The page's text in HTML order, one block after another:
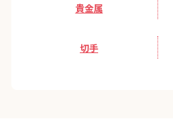
貴金属
切手